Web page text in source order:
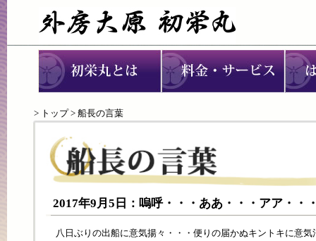
> トップ> 船長の言葉
2017年9月5日：嗚呼・・・ああ・・・アア・・
八日ぶりの出船に意気揚々・・・便りの届かぬキントキに意